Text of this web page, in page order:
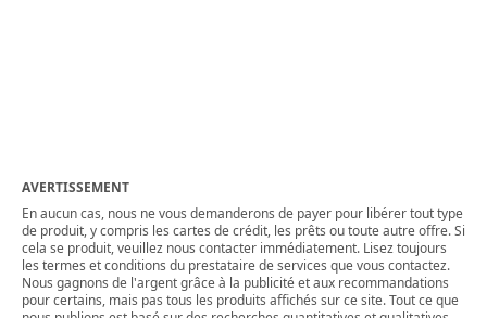
AVERTISSEMENT
En aucun cas, nous ne vous demanderons de payer pour libérer tout type
de produit, y compris les cartes de crédit, les prêts ou toute autre offre. Si
cela se produit, veuillez nous contacter immédiatement. Lisez toujours
les termes et conditions du prestataire de services que vous contactez.
Nous gagnons de l'argent grâce à la publicité et aux recommandations
pour certains, mais pas tous les produits affichés sur ce site. Tout ce que